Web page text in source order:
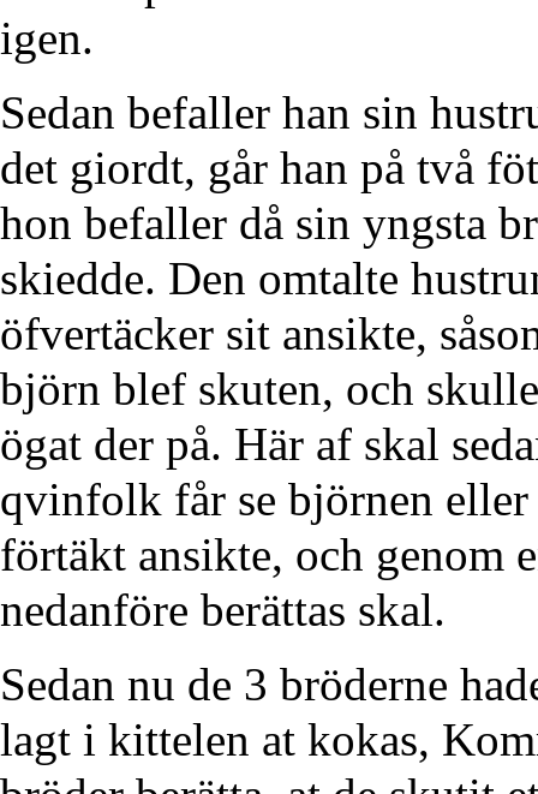
igen.
Sedan befaller han sin
det giordt, går han på två
hon befaller då sin yngsta
skiedde. Den omtalte
öfvertäcker sit ansikte,
björn blef skuten, och
ögat der på. Här af skal
qvinfolk får se björnen
förtäkt ansikte, och genom
nedanföre berättas skal.
Sedan nu de 3 bröderne
lagt i kittelen at kokas,